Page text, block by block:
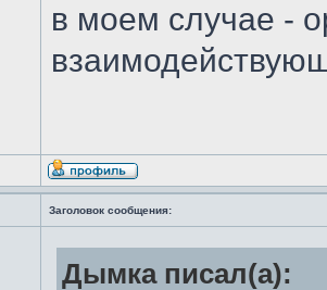
в моем случае -
Заголовок сообщения:
Дымка писал(а):